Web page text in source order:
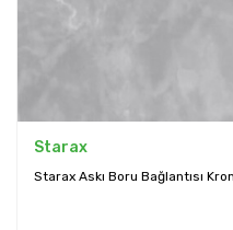
Starax
Starax Askı Boru Bağlantısı